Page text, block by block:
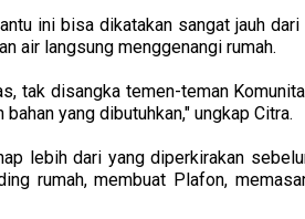
ini bisa dikatakan sangat jauh
air langsung menggenangi rumah.
tak disangka temen-teman
yang dibutuhkan," ungkap Citra.
lebih dari yang diperkirakan
rumah, membuat Plafon,